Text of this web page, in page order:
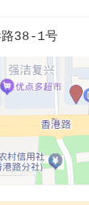
路38-1号